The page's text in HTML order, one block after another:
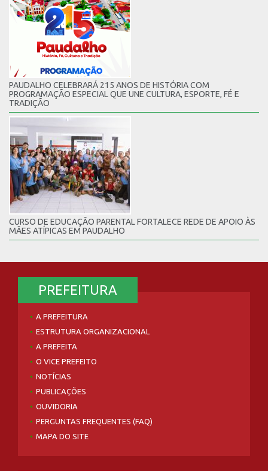
PAUDALHO CELEBRARÁ 215 ANOS DE HISTÓRIA COM
PROGRAMAÇÃO ESPECIAL QUE UNE CULTURA, ESPORTE, FÉ E
TRADIÇÃO
CURSO DE EDUCAÇÃO PARENTAL FORTALECE REDE DE APOIO ÀS
MÃES ATÍPICAS EM PAUDALHO
PREFEITURA
A PREFEITURA
ESTRUTURA ORGANIZACIONAL
A PREFEITA
O VICE PREFEITO
NOTÍCIAS
PUBLICAÇÕES
OUVIDORIA
PERGUNTAS FREQUENTES (FAQ)
MAPA DO SITE